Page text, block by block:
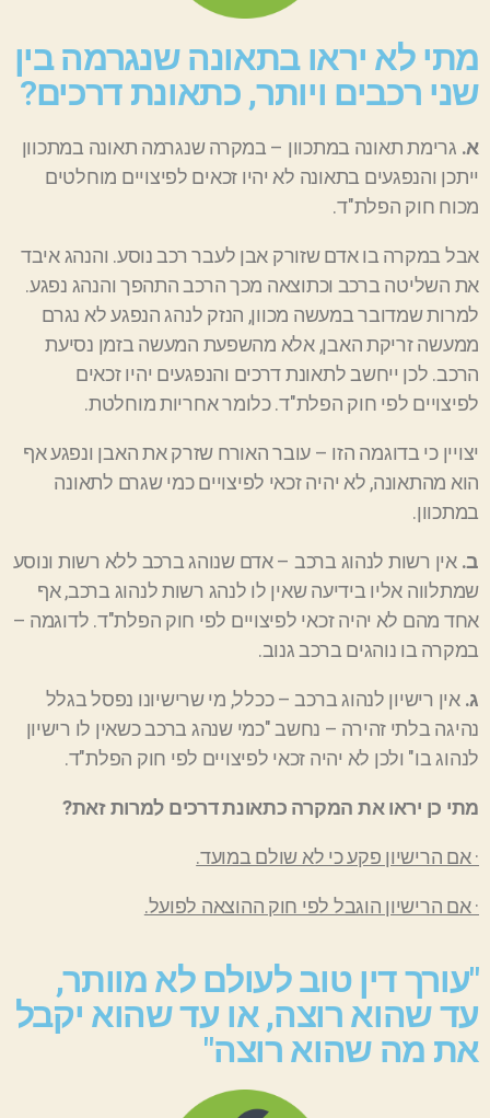
מתי לא יראו בתאונה שנגרמה בין
שני רכבים ויותר, כתאונת דרכים?
א.גרימת תאונה במתכוון – במקרה שנגרמה תאונה במתכוון
ייתכן והנפגעים בתאונה לא יהיו זכאים לפיצויים מוחלטים
מכוח חוק הפלת"ד.
אבל במקרה בו אדם שזורק אבן לעבר רכב נוסע. והנהג איבד
את השליטה ברכב וכתוצאה מכך הרכב התהפך והנהג נפגע.
למרות שמדובר במעשה מכוון, הנזק לנהג הנפגע לא נגרם
ממעשה זריקת האבן, אלא מהשפעת המעשה בזמן נסיעת
הרכב. לכן ייחשב לתאונת דרכים והנפגעים יהיו זכאים
לפיצויים לפי חוק הפלת"ד. כלומר אחריות מוחלטת.
יצויין כי בדוגמה הזו – עובר האורח שזרק את האבן ונפגע אף
הוא מהתאונה, לא יהיה זכאי לפיצויים כמי שגרם לתאונה
במתכוון.
ב.אין רשות לנהוג ברכב – אדם שנוהג ברכב ללא רשות ונוסע
שמתלווה אליו בידיעה שאין לו לנהג רשות לנהוג ברכב, אף
אחד מהם לא יהיה זכאי לפיצויים לפי חוק הפלת"ד. לדוגמה –
במקרה בו נוהגים ברכב גנוב.
ג.אין רישיון לנהוג ברכב – ככלל, מי שרישיונו נפסל בגלל
נהיגה בלתי זהירה – נחשב "כמי שנהג ברכב כשאין לו רישיון
לנהוג בו" ולכן לא יהיה זכאי לפיצויים לפי חוק הפלת"ד.
מתי כן יראו את המקרה כתאונת דרכים למרות זאת?
· אם הרישיון פקע כי לא שולם במועד.
· אם הרישיון הוגבל לפי חוק ההוצאה לפועל.
"עורך דין טוב לעולם לא מוותר,
עד שהוא רוצה, או עד שהוא יקבל
את מה שהוא רוצה"